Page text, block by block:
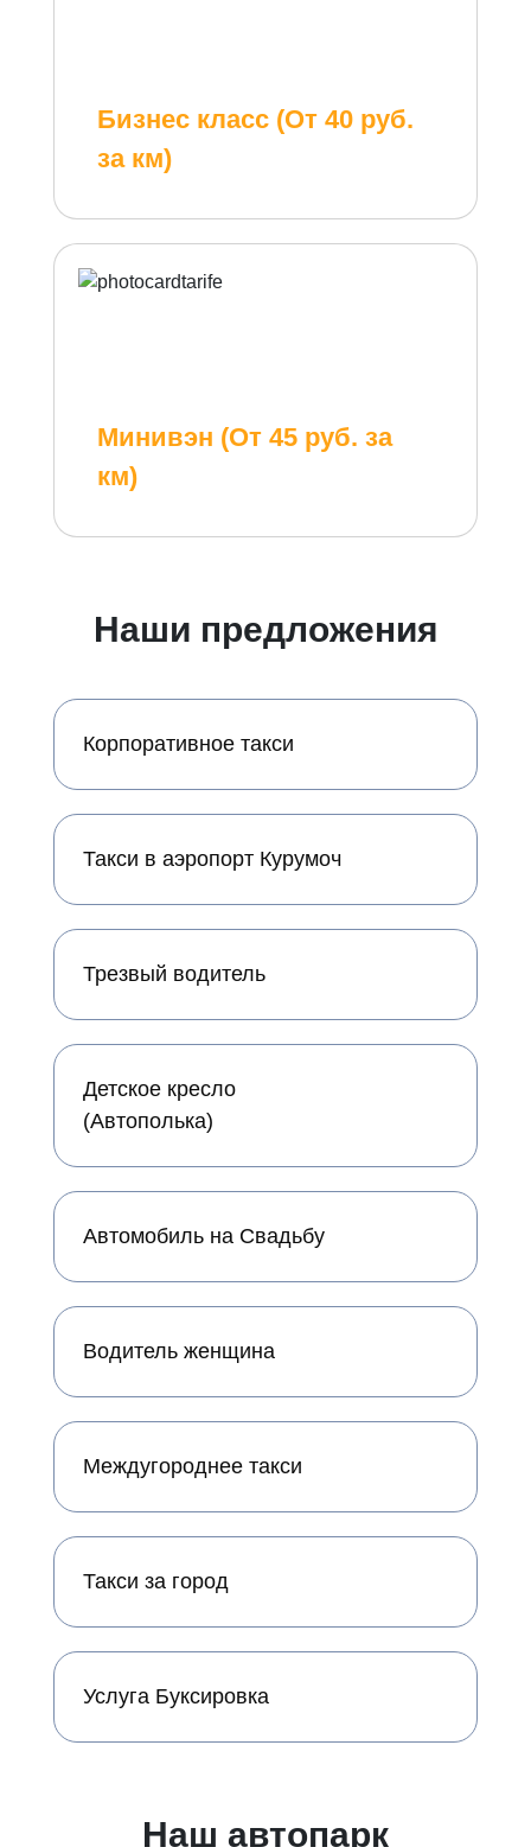
Бизнес класс (От 40 руб.
за км)
Минивэн (От 45 руб. за
км)
Наши предложения
Корпоративное такси
Такси в аэропорт Курумоч
Трезвый водитель
Детское кресло
(Автополька)
Автомобиль на Свадьбу
Водитель женщина
Междугороднее такси
Такси за город
Услуга Буксировка
Наш автопарк